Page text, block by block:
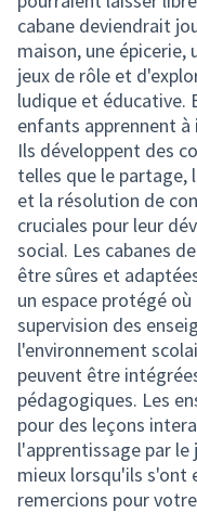
cabane deviendrait
maison, une épicerie,
jeux de rôle et
ludique et éducative.
enfants apprennent à
Ils développent des
telles que le partage,
et la résolution de
cruciales pour leur
social. Les cabanes
être sûres et
un espace protégé
supervision des
l'environnement
peuvent être
pédagogiques. Les
pour des leçons
l'apprentissage par
mieux lorsqu'ils s'ont
remercions pour